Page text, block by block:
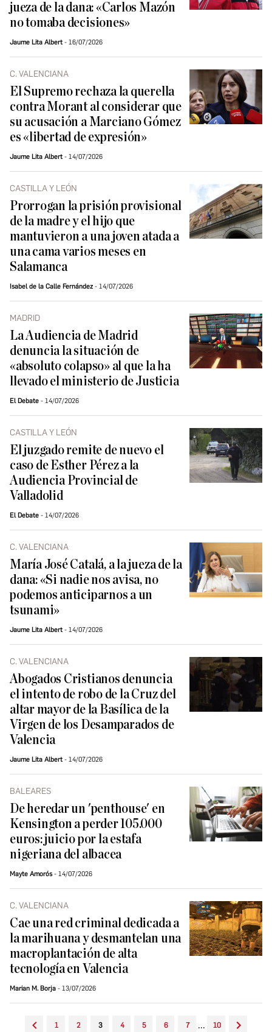
jueza de la dana: «Carlos Mazón
no tomaba decisiones»
Jaume Lita Albert 16/07/2026
C. VALENCIANA
El Supremo rechaza la querella
contra Morant al considerar que
su acusación a Marciano Gómez
es «libertad de expresión»
Jaume Lita Albert 14/07/2026
CASTILLA Y LEÓN
Prorrogan la prisión provisional
de la madre y el hijo que
mantuvieron a una joven atada a
una cama varios meses en
Salamanca
Isabel de la Calle Fernández 14/07/2026
MADRID
La Audiencia de Madrid
denuncia la situación de
«absoluto colapso» al que la ha
llevado el ministerio de Justicia
El Debate 14/07/2026
CASTILLA Y LEÓN
El juzgado remite de nuevo el
caso de Esther Pérez a la
Audiencia Provincial de
Valladolid
El Debate 14/07/2026
C. VALENCIANA
María José Catalá, a la jueza de la
dana: «Si nadie nos avisa, no
podemos anticiparnos a un
tsunami»
Jaume Lita Albert 14/07/2026
C. VALENCIANA
Abogados Cristianos denuncia
el intento de robo de la Cruz del
altar mayor de la Basílica de la
Virgen de los Desamparados de
Valencia
Jaume Lita Albert 14/07/2026
BALEARES
De heredar un 'penthouse' en
Kensington a perder 105.000
euros: juicio por la estafa
nigeriana del albacea
Mayte Amorós 14/07/2026
C. VALENCIANA
Cae una red criminal dedicada a
la marihuana y desmantelan una
macroplantación de alta
tecnología en Valencia
Marian M. Borja 13/07/2026
1 2 3 4 5 6 7 ... 10